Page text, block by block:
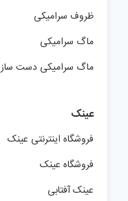
ظروف سرامیکی
ماگ سرامیکی
ماگ سرامیکی دست ساز
عینک
فروشگاه اینترنتی عینک
فروشگاه عینک
عینک آفتابی